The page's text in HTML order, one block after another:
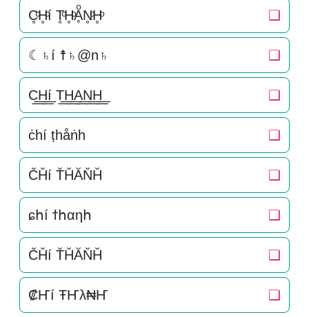
C̥ͦH̥ͦí T̥ͦH̥ͦḀͦN̥ͦH̥ͦ ❏
☾♄í ☨♄@n♄ ❏
C͟͟H͟͟í T͟͟H͟͟A͟͟N͟͟H͟͟ ❏
ċһí ṭһåṅһ ❏
C̆H̆í T̆H̆ĂN̆H̆ ❏
ɕհí ϯհαηհ ❏
C̆H̆í T̆H̆ĂN̆H̆ ❏
₡Ҥí ŦҤλ₦Ҥ ❏